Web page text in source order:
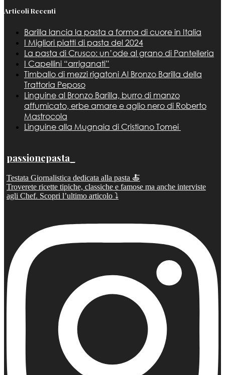
Articoli Recenti
Barilla lancia la pasta a forma di cuore in Italia
I Migliori piatti di pasta del 2024
La pasta di Crusco: un’ode al grano di Pantelleria
I Capellini “arriganati”
Timballo di mezzi rigatoni Al Bronzo Barilla della
Trattoria Peposo
Linguine al Bronzo Barilla, burro di manzo
affumicato, erbe amare e aglio nero di Roberto
Mastrocola
Linguine alla Mugnaia di Cristiano Tomei
passionepasta_
Testata Giornalistica dedicata alla pasta 🍝
Troverete ricette tipiche, classiche e famose ma anche interviste
agli Chef. Scopri l’ultimo articolo ⤵️